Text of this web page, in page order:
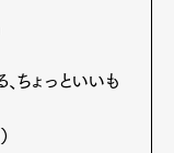
ちょっといいも